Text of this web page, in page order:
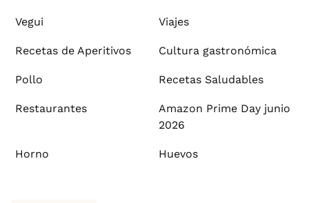
Vegui Viajes
Recetas de Aperitivos Cultura gastronómica
Pollo Recetas Saludables
Restaurantes
Amazon Prime Day junio
2026
Horno Huevos